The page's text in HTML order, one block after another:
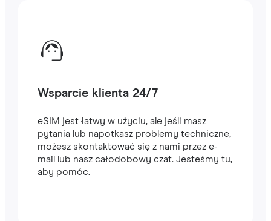
Wsparcie klienta 24/7
eSIM jest łatwy w użyciu, ale jeśli masz
pytania lub napotkasz problemy techniczne,
możesz skontaktować się z nami przez e-
mail lub nasz całodobowy czat. Jesteśmy tu,
aby pomóc.